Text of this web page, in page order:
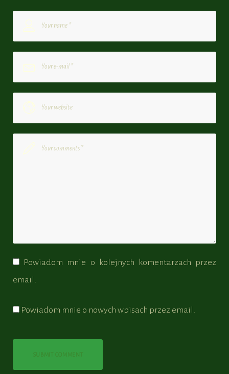
Powiadom mnie o kolejnych komentarzach przez
email.
Powiadom mnie o nowych wpisach przez email.